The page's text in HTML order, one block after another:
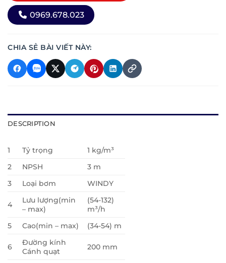
0969.678.023
CHIA SẺ BÀI VIẾT NÀY:
DESCRIPTION
1 Tỷ trọng
1 kg/m³
2
NPSH
3 m
3
Loại bơm WINDY
4
Lưu lượng(min
– max)
(54-132)
m³/h
5
Cao(min – max) (34-54) m
6
Đường kính
Cánh quạt
200 mm